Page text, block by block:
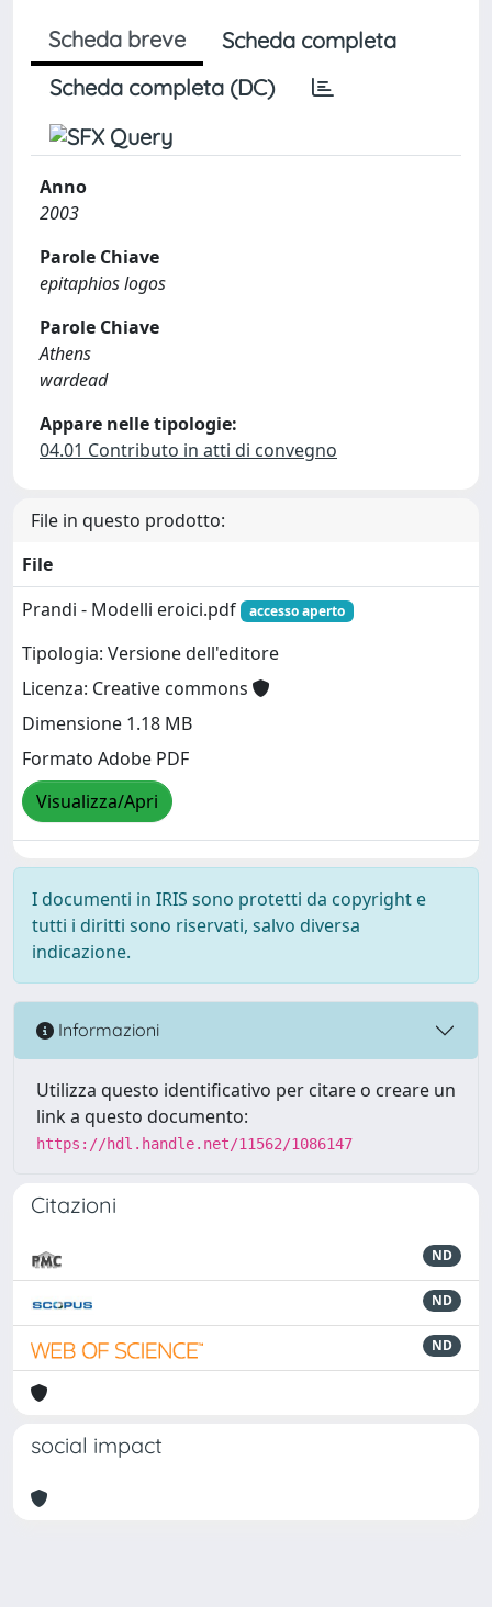
Scheda breve
Scheda completa
Scheda completa (DC)
Anno
2003
Parole Chiave
epitaphios logos
Parole Chiave
Athens
wardead
Appare nelle tipologie:
04.01 Contributo in atti di convegno
File in questo prodotto:
File
Prandi - Modelli eroici.pdf
accesso aperto
Tipologia: Versione dell'editore
Licenza: Creative commons
Dimensione 1.18 MB
Formato Adobe PDF
Visualizza/Apri
I documenti in IRIS sono protetti da copyright e
tutti i diritti sono riservati, salvo diversa
indicazione.
Informazioni
Utilizza questo identificativo per citare o creare un
link a questo documento:
https://hdl.handle.net/11562/1086147
Citazioni
ND
ND
ND
social impact